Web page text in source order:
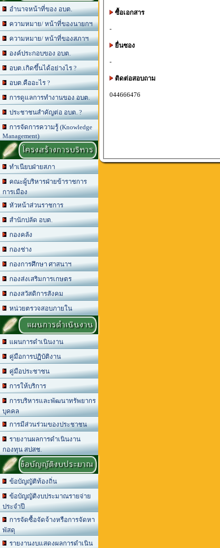
อำนาจหน้าที่ของ อบต.
ความหมาย/ หน้าที่ของนายกฯ
ความหมาย/ หน้าที่ของสภาฯ
องค์ประกอบของ อบต.
อบต.เกิดขึ้นได้อย่างไร ?
อบต.คืออะไร ?
การดูแลการทำงานของ อบต.
ประชาชนสำคัญต่อ อบต. ?
การจัดการความรู้ (Knowledge
Management)
โครงสร้างการบริหาร
ทำเนียบฝ่ายสภา
คณะผู้บริหารฝ่ายข้าราชการ
การเมือง
หัวหน้าส่วนราชการ
สำนักปลัด อบต.
กองคลัง
กองช่าง
กองการศึกษา ศาสนาฯ
กองส่งเสริมการเกษตร
กองสวัสดิการสังคม
หน่วยตรวจสอบภายใน
แผนการดำเนินงาน
แผนการดำเนินงาน
คู่มือการปฏิบัติงาน
คู่มือประชาชน
การให้บริการ
การบริหารและพัฒนาทรัพยากร
บุคคล
การมีส่วนร่วมของประชาชน
รายงานผลการดำเนินงาน
กองทุน สปสช.
ข้อบัญญัติงบประมาณ
ข้อบัญญัติท้องถิ่น
ข้อบัญญัติงบประมาณรายจ่าย
ประจำปี
การจัดซื้อจัดจ้างหรือการจัดหา
พัสดุ
รายงานงบแสดงผลการดำเนิน
ซื้อเอกสาร
-
ยื่นซอง
-
ติดต่อสอบถาม
044666476